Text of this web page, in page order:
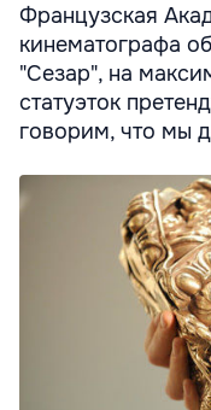
Французская
кинематографа
"Сезар", на
статуэток
говорим, что мы